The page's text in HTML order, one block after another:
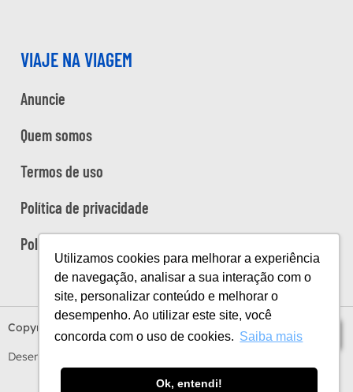
Utilizamos cookies para melhorar a experiência
de navegação, analisar a sua interação com o
site, personalizar conteúdo e melhorar o
desempenho. Ao utilizar este site, você
concorda com o uso de cookies. Saiba mais
Ok, entendi!
Índice
VIAJE NA VIAGEM
Anuncie
Quem somos
Termos de uso
Política de privacidade
Política de cookies
Copyright Viaje na Viagem © 2026
Desenvolvido por